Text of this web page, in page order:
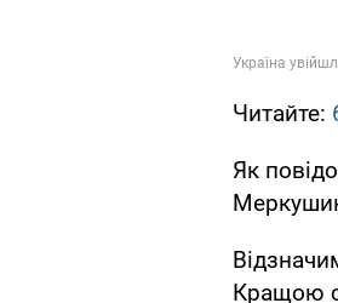
Читайте:
Як
Кращою